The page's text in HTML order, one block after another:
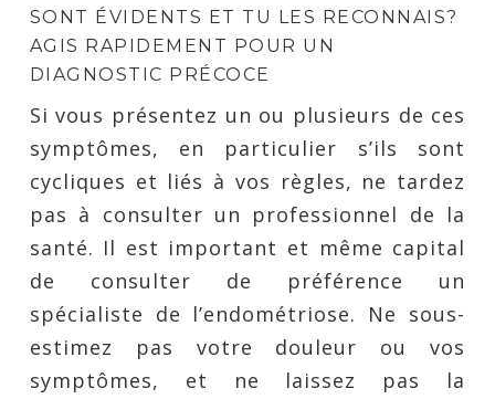
SONT ÉVIDENTS ET TU LES RECONNAIS?
AGIS RAPIDEMENT POUR UN
DIAGNOSTIC PRÉCOCE
Si vous présentez un ou plusieurs de ces
symptômes, en particulier s’ils sont
cycliques et liés à vos règles, ne tardez
pas à consulter un professionnel de la
santé. Il est important et même capital
de consulter de préférence un
spécialiste de l’endométriose. Ne sous-
estimez pas votre douleur ou vos
symptômes, et ne laissez pas la